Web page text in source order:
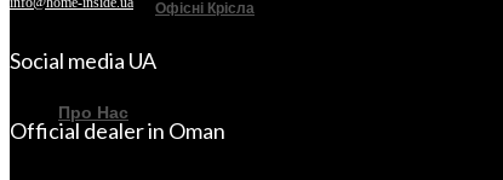
Офісні Крісла
Про Нас
Social media UA
Official dealer in Oman